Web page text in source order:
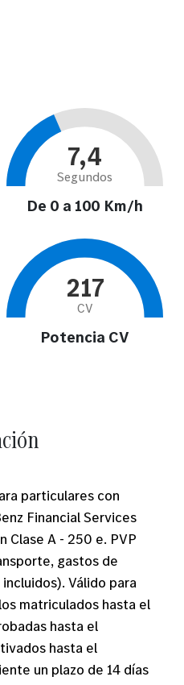
7,4
Segundos
De 0 a 100 Km/h
217
CV
Potencia CV
particulares con
Financial Services
Clase A - 250 e. PVP
gastos de
Válido para
matriculados hasta el
hasta el
hasta el
un plazo de 14 días